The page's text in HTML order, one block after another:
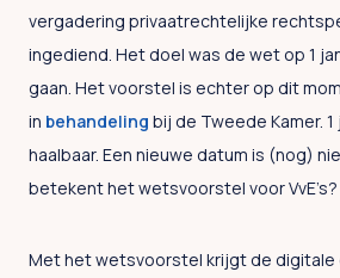
vergadering privaatrechtelijke
ingediend. Het doel was de wet op 1
gaan. Het voorstel is echter op dit
in behandeling bij de Tweede Kamer.
haalbaar. Een nieuwe datum is (nog)
betekent het wetsvoorstel voor VvE’s?
Met het wetsvoorstel krijgt de digitale